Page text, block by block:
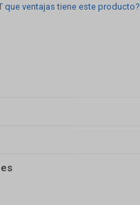
que ventajas tiene este producto?